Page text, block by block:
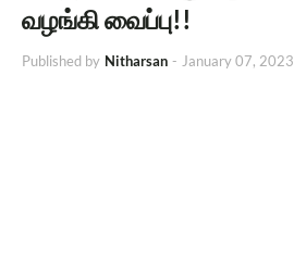
வழங்கி வைப்பு!!
Published by Nitharsan - January 07, 2023